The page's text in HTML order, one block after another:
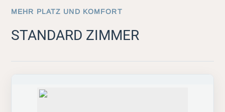
MEHR PLATZ UND KOMFORT
STANDARD ZIMMER